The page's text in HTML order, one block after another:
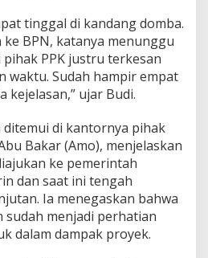
tinggal di kandang domba.
ke BPN, katanya menunggu
pihak PPK justru terkesan
waktu. Sudah hampir empat
kejelasan,” ujar Budi.
di kantornya pihak
Bakar (Amo), menjelaskan
ke pemerintah
dan saat ini tengah
Ia menegaskan bahwa
sudah menjadi perhatian
dalam dampak proyek.